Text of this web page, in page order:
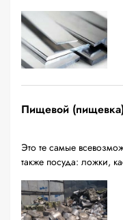
Пищевой (пищевка)
Это те самые
также посуда: ложки,